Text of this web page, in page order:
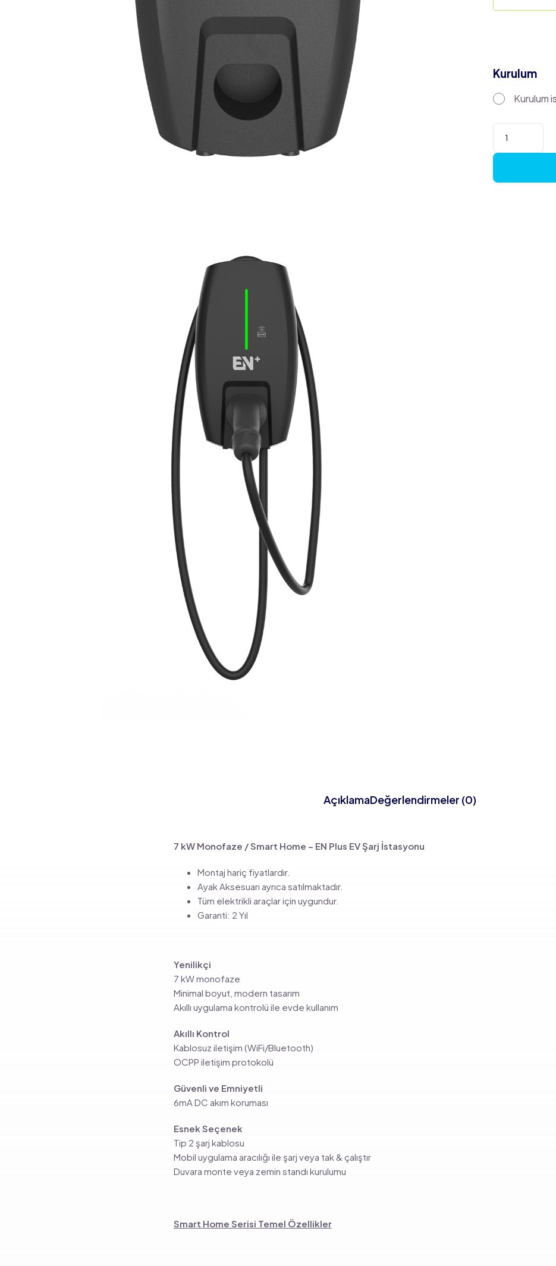
Kurulum
Kurulum
AçıklamaDeğerlendirmeler (0)
7 kW Monofaze / Smart Home – EN Plus EV Şarj İstasyonu
Montaj hariç fiyatlardır.
Ayak Aksesuarı ayrıca satılmaktadır.
Tüm elektrikli araçlar için uygundur.
Garanti: 2 Yıl
Yenilikçi
7 kW monofaze
Minimal boyut, modern tasarım
Akıllı uygulama kontrolü ile evde kullanım
Akıllı Kontrol
Kablosuz iletişim (WiFi/Bluetooth)
OCPP iletişim protokolü
Güvenli ve Emniyetli
6mA DC akım koruması
Esnek Seçenek
Tip 2 şarj kablosu
Mobil uygulama aracılığı ile şarj veya tak & çalıştır
Duvara monte veya zemin standı kurulumu
Smart Home Serisi Temel Özellikler